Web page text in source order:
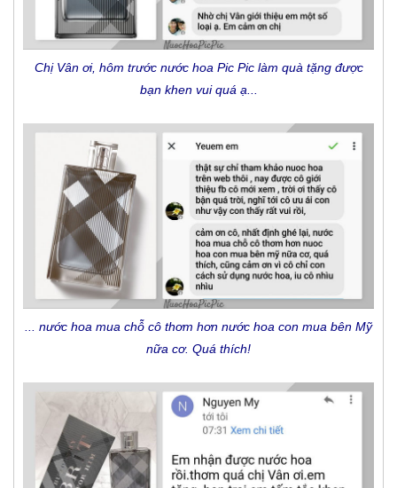
Chị Vân ơi, hôm trước nước hoa Pic Pic làm quà tặng được
bạn khen vui quá ạ...
... nước hoa mua chỗ cô thơm hơn nước hoa con mua bên Mỹ
nữa cơ. Quá thích!